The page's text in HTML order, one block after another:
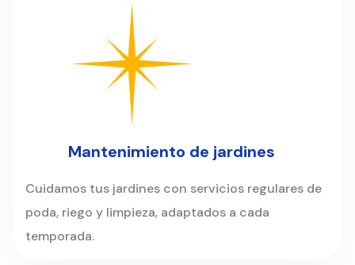
Mantenimiento de jardines
Cuidamos tus jardines con servicios regulares de
poda, riego y limpieza, adaptados a cada
temporada.